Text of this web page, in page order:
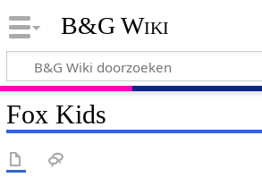
B&G Wiki
Fox Kids